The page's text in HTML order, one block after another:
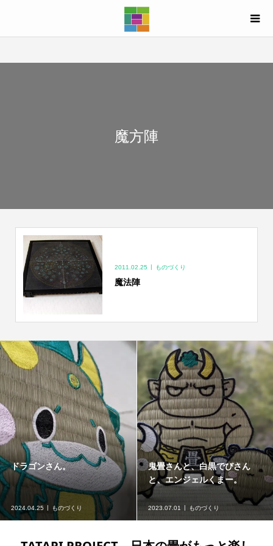
魔方陣
2011.02.25 ものづくり
魔法陣
ドラゴンさん。
2024.04.25 ものづくり
鬼畳さんと、白黒でびさん
と、エンジェルくまー。
2023.07.01 ものづくり